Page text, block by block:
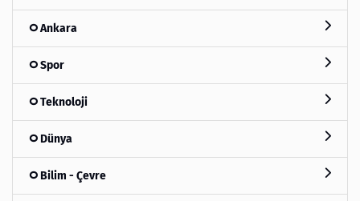
Ankara
Spor
Teknoloji
Dünya
Bilim - Çevre